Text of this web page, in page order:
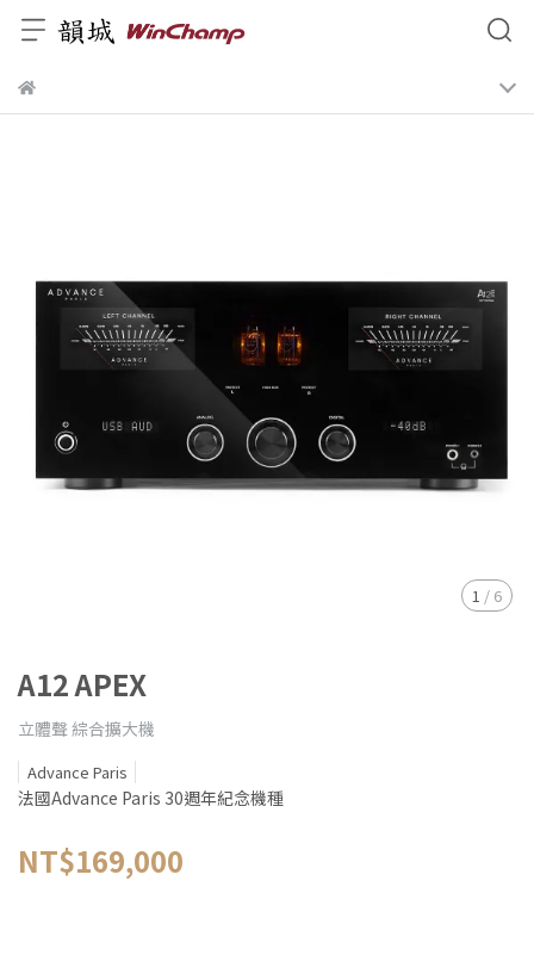
1 / 6
A12 APEX
立體聲 綜合擴大機
Advance Paris
法國Advance Paris 30週年紀念機種
NT$169,000